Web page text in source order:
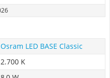
Osram LED BASE Classic
2.700 K